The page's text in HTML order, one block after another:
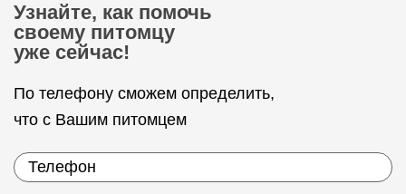
Узнайте, как помочь
своему питомцу
уже сейчас!
По телефону сможем определить,
что с Вашим питомцем